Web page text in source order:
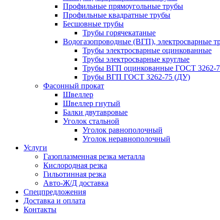
Профильные прямоугольные трубы
Профильные квадратные трубы
Бесшовные трубы
Трубы горячекатаные
Водогазопроводные (ВГП), электросварные
Трубы электросварные оцинкованные
Трубы электросварные круглые
Трубы ВГП оцинкованные ГОСТ 3262-
Трубы ВГП ГОСТ 3262-75 (ДУ)
Фасонный прокат
Швеллер
Швеллер гнутый
Балки двутавровые
Уголок стальной
Уголок равнополочный
Уголок неравнополочный
Услуги
Газоплазменная резка металла
Кислородная резка
Гильотинная резка
Авто-Ж/Д доставка
Спецпредложения
Доставка и оплата
Контакты